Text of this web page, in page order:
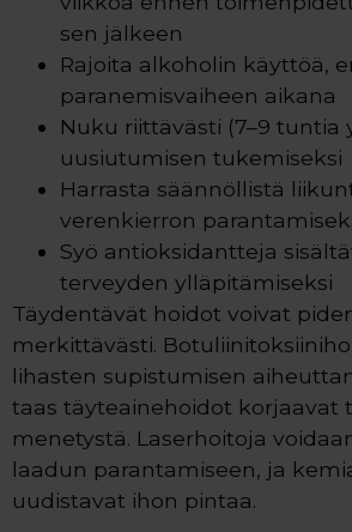
sen jälkeen
Rajoita alkoholin käyttöä,
paranemisvaiheen aikana
Nuku riittävästi (7–9 tuntia
uusiutumisen tukemiseksi
Harrasta säännöllistä
verenkierron
Syö antioksidantteja
terveyden ylläpitämiseksi
Täydentävät hoidot voivat
merkittävästi.
lihasten supistumisen
taas täyteainehoidot korjaavat
menetystä. Laserhoitoja
laadun parantamiseen, ja
uudistavat ihon pintaa.